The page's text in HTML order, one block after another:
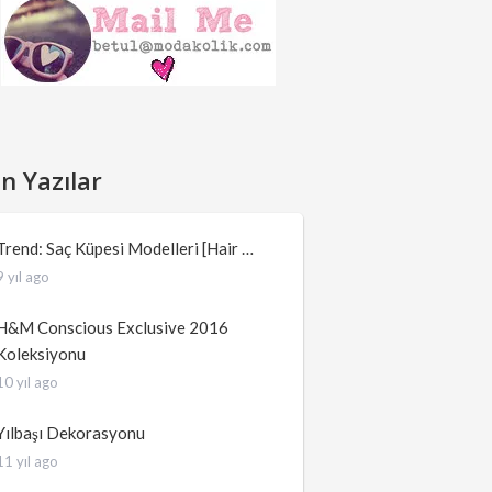
Yazılar
Saç Küpesi Modelleri [Hair …
yıl ago
Conscious Exclusive 2016
yıl ago
Dekorasyonu
yıl ago